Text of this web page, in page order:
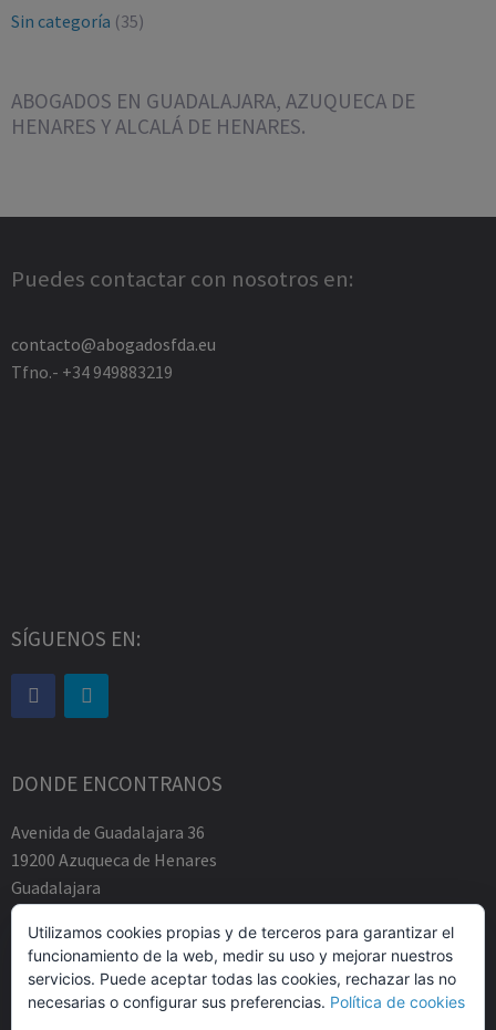
Sin categoría (35)
ABOGADOS EN GUADALAJARA, AZUQUECA DE
HENARES Y ALCALÁ DE HENARES.
Puedes contactar con nosotros en:
contacto@abogadosfda.eu
Tfno.- +34 949883219
SÍGUENOS EN:
DONDE ENCONTRANOS
Avenida de Guadalajara 36
19200 Azuqueca de Henares
Guadalajara
Tfno.-+34 949883219
contacto@abogadosfda.eu
Mañanas de 10:00a 14:00
Tardes de 17:00 a 20:00
Utilizamos cookies propias y de terceros para garantizar el
funcionamiento de la web, medir su uso y mejorar nuestros
servicios. Puede aceptar todas las cookies, rechazar las no
necesarias o configurar sus preferencias. Política de cookies